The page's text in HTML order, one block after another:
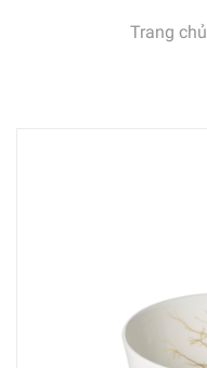
Trang chủ